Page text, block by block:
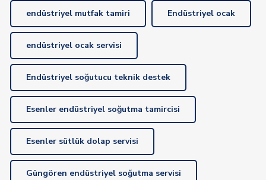
endüstriyel mutfak tamiri Endüstriyel ocak
endüstriyel ocak servisi
Endüstriyel soğutucu teknik destek
Esenler endüstriyel soğutma tamircisi
Esenler sütlük dolap servisi
Güngören endüstriyel soğutma servisi